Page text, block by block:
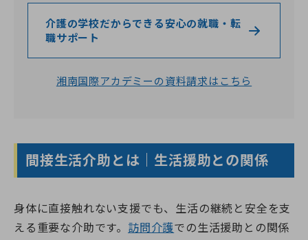
介護の学校だからできる安心の就職・転
職サポート
湘南国際アカデミーの資料請求はこちら
間接生活介助とは｜生活援助との関係
身体に直接触れない支援でも、生活の継続と安全を支
える重要な介助です。 訪問介護での生活援助との関係